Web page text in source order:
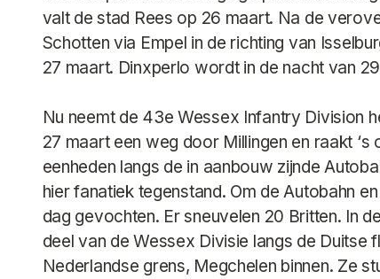
valt de stad Rees op 26 maart. Na de
Schotten via Empel in de richting van
27 maart. Dinxperlo wordt in de nacht van
Nu neemt de 43e Wessex Infantry Division
27 maart een weg door Millingen en raakt
eenheden langs de in aanbouw zijnde
hier fanatiek tegenstand. Om de Autobahn
dag gevochten. Er sneuvelen 20 Britten. In
deel van de Wessex Divisie langs de Duitse
Nederlandse grens, Megchelen binnen. Ze